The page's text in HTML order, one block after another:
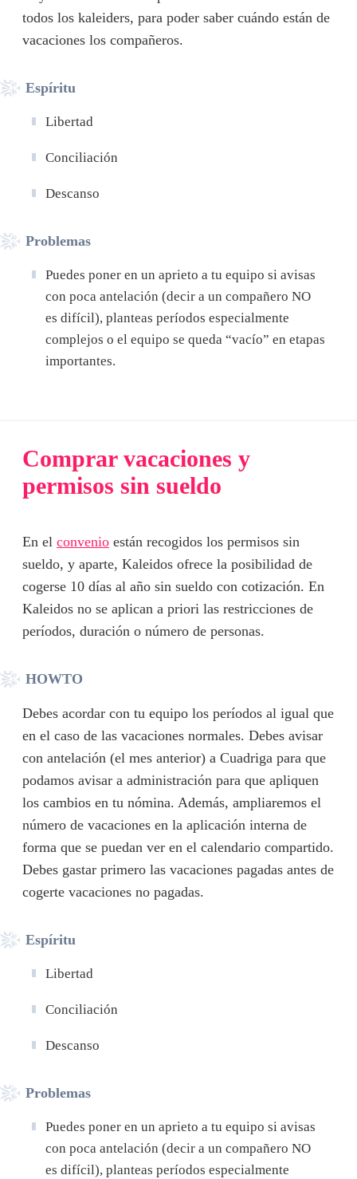
todos los kaleiders, para poder saber cuándo están de
vacaciones los compañeros.
Espíritu
Libertad
Conciliación
Descanso
Problemas
Puedes poner en un aprieto a tu equipo si avisas
con poca antelación (decir a un compañero NO
es difícil), planteas períodos especialmente
complejos o el equipo se queda “vacío” en etapas
importantes.
Comprar vacaciones y
permisos sin sueldo
En el convenio están recogidos los permisos sin
sueldo, y aparte, Kaleidos ofrece la posibilidad de
cogerse 10 días al año sin sueldo con cotización. En
Kaleidos no se aplican a priori las restricciones de
períodos, duración o número de personas.
HOWTO
Debes acordar con tu equipo los períodos al igual que
en el caso de las vacaciones normales. Debes avisar
con antelación (el mes anterior) a Cuadriga para que
podamos avisar a administración para que apliquen
los cambios en tu nómina. Además, ampliaremos el
número de vacaciones en la aplicación interna de
forma que se puedan ver en el calendario compartido.
Debes gastar primero las vacaciones pagadas antes de
cogerte vacaciones no pagadas.
Espíritu
Libertad
Conciliación
Descanso
Problemas
Puedes poner en un aprieto a tu equipo si avisas
con poca antelación (decir a un compañero NO
es difícil), planteas períodos especialmente